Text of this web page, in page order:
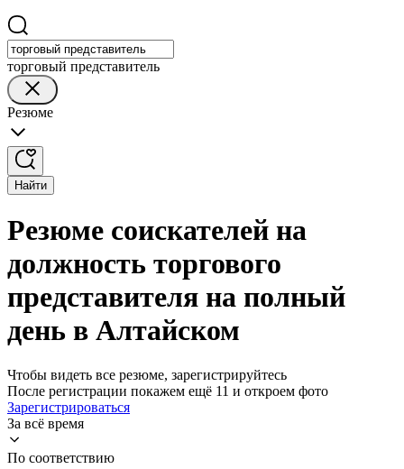
торговый представитель
Резюме
Найти
Резюме соискателей на
должность торгового
представителя на полный
день в Алтайском
Чтобы видеть все резюме, зарегистрируйтесь
После регистрации покажем ещё 11 и откроем фото
Зарегистрироваться
За всё время
По соответствию